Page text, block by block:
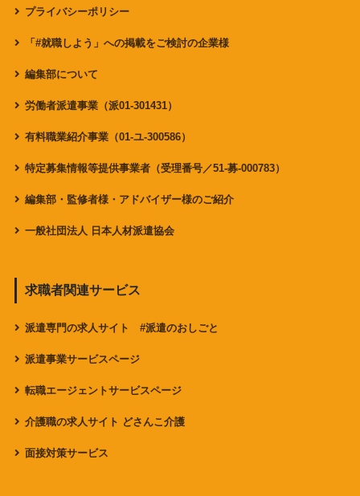
プライバシーポリシー
「#就職しよう」への掲載をご検討の企業様
編集部について
労働者派遣事業（派01-301431）
有料職業紹介事業（01-ユ-300586）
特定募集情報等提供事業者（受理番号／51-募-000783）
編集部・監修者様・アドバイザー様のご紹介
一般社団法人 日本人材派遣協会
求職者関連サービス
派遣専門の求人サイト #派遣のおしごと
派遣事業サービスページ
転職エージェントサービスページ
介護職の求人サイト どさんこ介護
面接対策サービス